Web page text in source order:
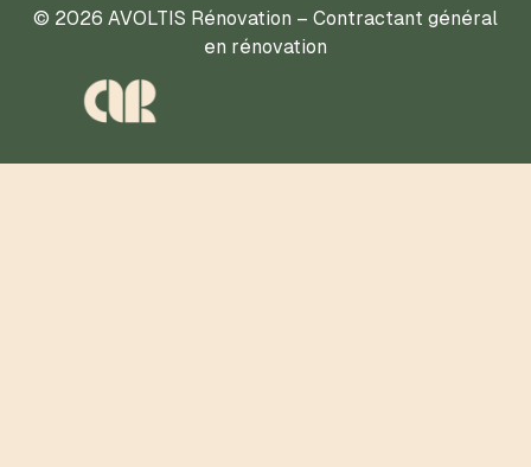
© 2026 AVOLTIS Rénovation – Contractant général
en rénovation